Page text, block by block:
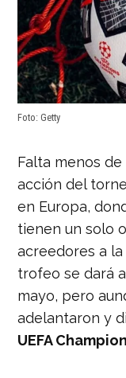
Foto: Getty
Falta menos
acción del
en Europa,
tienen un solo
acreedores a la
trofeo se dará
mayo, pero
adelantaron y
UEFA